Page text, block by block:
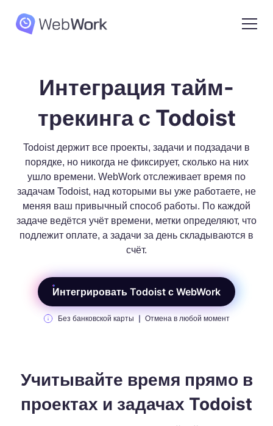
Интеграция тайм-
трекинга с Todoist
Todoist держит все проекты, задачи и подзадачи в
порядке, но никогда не фиксирует, сколько на них
ушло времени. WebWork отслеживает время по
задачам Todoist, над которыми вы уже работаете, не
меняя ваш привычный способ работы. По каждой
задаче ведётся учёт времени, метки определяют, что
подлежит оплате, а задачи за день складываются в
счёт.
Интегрировать Todoist с WebWork
Без банковской карты Отмена в любой момент
Учитывайте время прямо в
проектах и задачах Todoist